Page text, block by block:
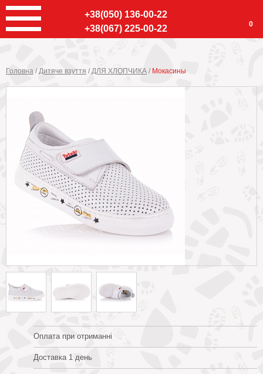
+38(050) 136-00-22
+38(067) 225-00-22
0
Головна /Дитяче взуття / ДЛЯ ХЛОПЧИКА / Мокасины
Оплата при отриманні
Доставка 1 день